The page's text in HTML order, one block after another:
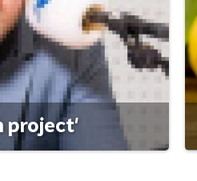
project'